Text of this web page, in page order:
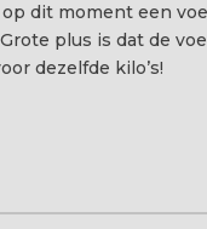
dit moment een
plus is dat de
dezelfde kilo’s!